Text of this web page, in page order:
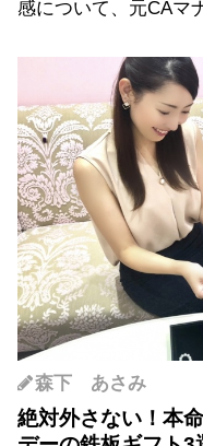
感について、元CAマ
森下 あさみ
絶対外さない！本